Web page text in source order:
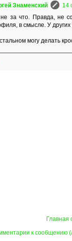
Знаменский
14
за что. Правда, не
в смысле. У других
могу делать
Главная
к сообщению